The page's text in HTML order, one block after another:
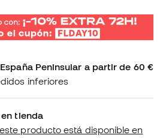
Peninsular a partir de 60 €
inferiores
tienda
producto está disponible en